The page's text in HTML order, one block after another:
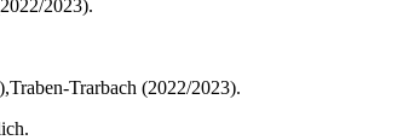
2023).
Trarbach (2022/2023).